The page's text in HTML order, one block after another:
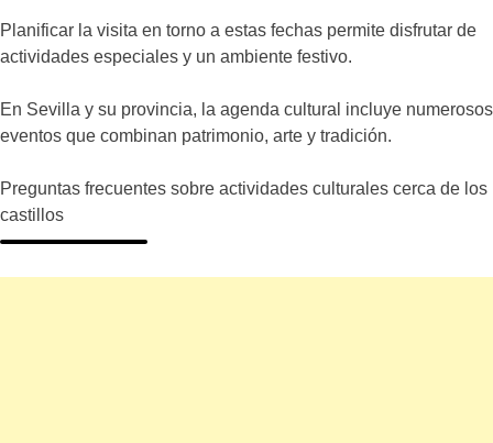
Planificar la visita en torno a estas fechas permite disfrutar de
actividades especiales y un ambiente festivo.
En Sevilla y su provincia, la agenda cultural incluye numerosos
eventos que combinan patrimonio, arte y tradición.
Preguntas frecuentes sobre actividades culturales cerca de los
castillos